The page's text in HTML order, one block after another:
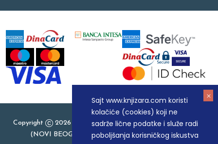
Sajt www.knjizara.com koristi
kolačiće (cookies) koji ne
sadrže lične podatke i služe radi
poboljšanja korisničkog iskustva
Copyright
2026 Knjizara.com - MAKART DOO BEOGRAD
(NOVI BEOGRAD), PIB: 105184104, MB: 20337524